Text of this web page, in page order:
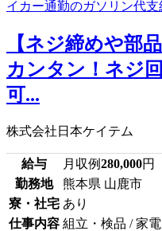
【ネジ締めや部
カンタン！ネジ
可...
株式会社日本ケイテム
給与 月収例280,000円
勤務地
熊本県 山鹿市
寮・社宅 あり
仕事内容 組立・検品 / 家